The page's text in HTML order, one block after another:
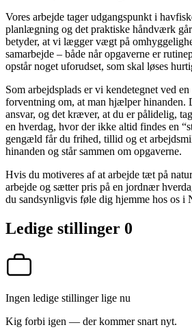
Vores arbejde tager udgangspunkt i
planlægning og det praktiske håndværk
betyder, at vi lægger vægt på
samarbejde – både når opgaverne er
opstår noget uforudset, som skal løses
Som arbejdsplads er vi kendetegnet ved
forventning om, at man hjælper hinanden.
ansvar, og det kræver, at du er pålidelig,
en hverdag, hvor der ikke altid findes en
gengæld får du frihed, tillid og et
hinanden og står sammen om opgaverne.
Hvis du motiveres af at arbejde tæt på
arbejde og sætter pris på en jordnær
du sandsynligvis føle dig hjemme hos os i
Ledige stillinger 0
Ingen ledige stillinger lige nu
Kig forbi igen — der kommer snart nyt.